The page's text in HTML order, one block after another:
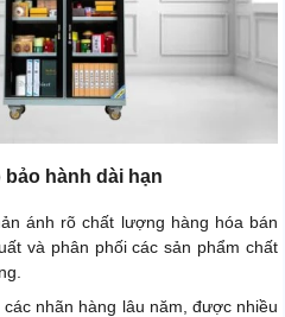
hành dài hạn
ánh rõ chất lượng hàng hóa bán
và phân phối các sản phẩm chất
nhãn hàng lâu năm, được nhiều